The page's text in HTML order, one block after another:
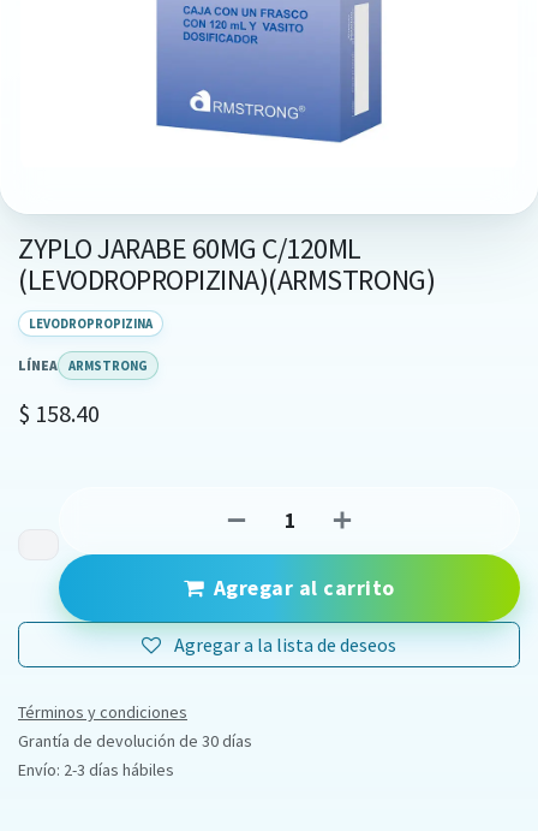
ZYPLO JARABE 60MG C/120ML
(LEVODROPROPIZINA)(ARMSTRONG)
LEVODROPROPIZINA
LÍNEA ARMSTRONG
$ 158.40
Agregar al carrito
Agregar a la lista de deseos
Términos y condiciones
Grantía de devolución de 30 días
Envío: 2-3 días hábiles